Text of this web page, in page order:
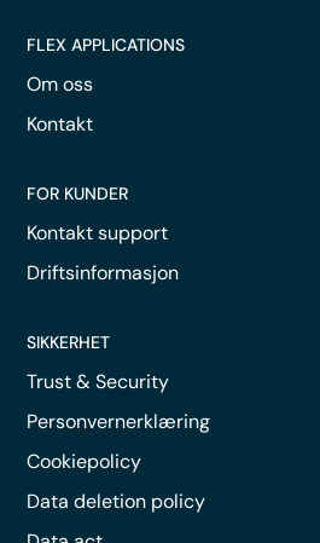
FLEX APPLICATIONS
Om oss
Kontakt
FOR KUNDER
Kontakt support
Driftsinformasjon
SIKKERHET
Trust & Security
Personvernerklæring
Cookiepolicy
Data deletion policy